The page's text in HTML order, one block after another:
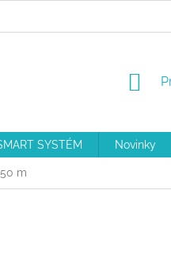
SYSTÉM Novinky
m